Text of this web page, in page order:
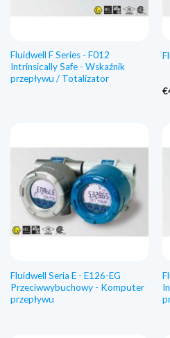
Fluidwell F Series - F012
Intrinsically Safe - Wskaźnik
przepływu / Totalizator
€
Fluidwell Seria E - E126-EG
Przeciwwybuchowy - Komputer
przepływu